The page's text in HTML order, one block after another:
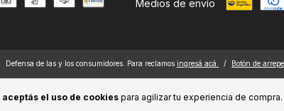
aceptás el uso de cookiespara agilizar tu experiencia de compra.
Medios de envío
Defensa de las y los consumidores. Para reclamos ingresá acá. / Botón de